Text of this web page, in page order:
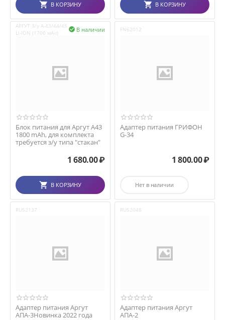
В КОРЗИНУ В КОРЗИНУ
АРГУТ З/у А-43/44/45
Li-ION (1700 мАч)
В наличии

Блок питания для Аргут А43
1800 mAh, для комплекта
требуется з/у типа "стакан"
1 680.00₽
В КОРЗИНУ
FN62012
Адаптер питания ГРИФОН
G-34
1 800.00₽
Нет в наличии
RU52137
Адаптер питания Аргут
АПА-3Новинка 2022 года
RU52048
Адаптер питания Аргут
АПА-2